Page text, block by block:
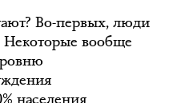
Во-первых, люди
вообще